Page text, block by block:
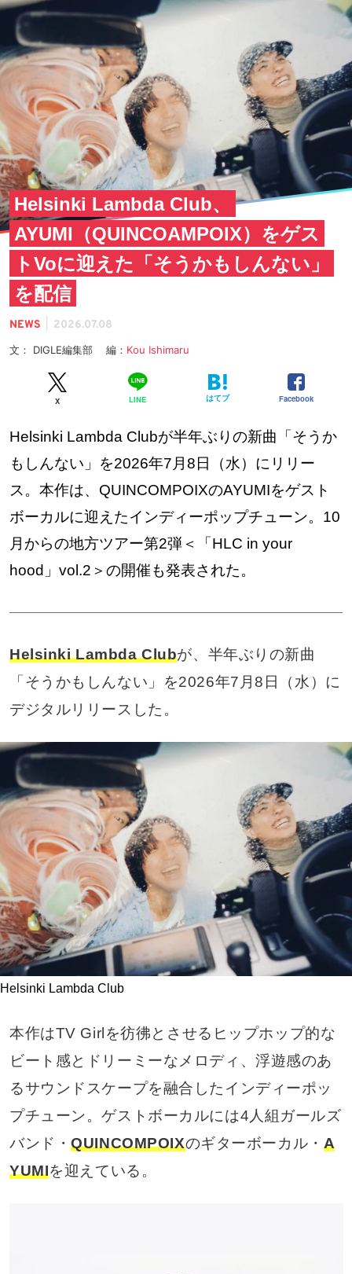
Helsinki Lambda Club、
AYUMI（QUINCOAMPOIX）をゲス
トVoに迎えた「そうかもしんない」
を配信
NEWS 2026.07.08
文： DIGLE編集部 編： Kou Ishimaru
X LINE はてブ Facebook
Helsinki Lambda Clubが半年ぶりの新曲「そうか
もしんない」を2026年7月8日（水）にリリー
ス。本作は、QUINCOMPOIXのAYUMIをゲスト
ボーカルに迎えたインディーポップチューン。10
月からの地方ツアー第2弾＜「HLC in your
hood」vol.2＞の開催も発表された。
Helsinki Lambda Clubが、半年ぶりの新曲
「そうかもしんない」を2026年7月8日（水）に
デジタルリリースした。
Helsinki Lambda Club
本作はTV Girlを彷彿とさせるヒップホップ的な
ビート感とドリーミーなメロディ、浮遊感のあ
るサウンドスケープを融合したインディーポッ
プチューン。ゲストボーカルには4人組ガールズ
バンド・QUINCOMPOIXのギターボーカル・ A
YUMIを迎えている。